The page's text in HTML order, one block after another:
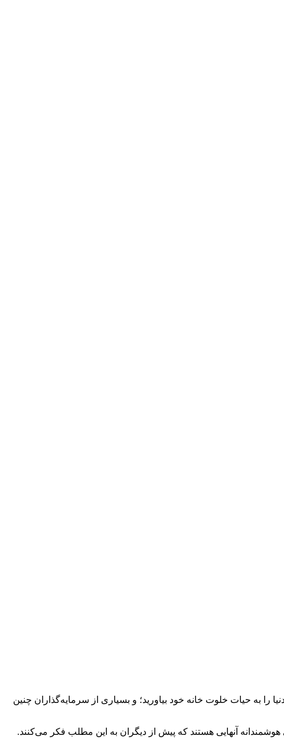
را به حیات خلوت خانه خود بیاورید؛ و بسیاری از سرمایه‌گذاران چنین
آنهایی هستند که پیش از دیگران به این مطلب فکر می‌کنند.